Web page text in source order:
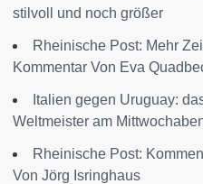
stilvoll und noch größer
Rheinische Post: Mehr
Kommentar Von Eva
Italien gegen Uruguay:
Weltmeister am
Rheinische Post:
Von Jörg Isringhaus